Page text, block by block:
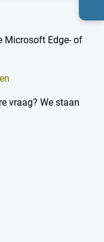
Microsoft Edge- of
vraag? We staan